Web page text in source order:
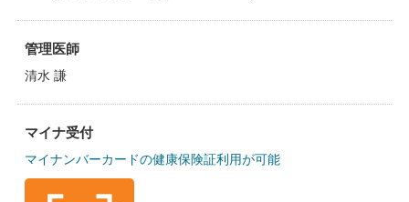
管理医師
清水 謙
マイナ受付
マイナンバーカードの健康保険証利用が可能